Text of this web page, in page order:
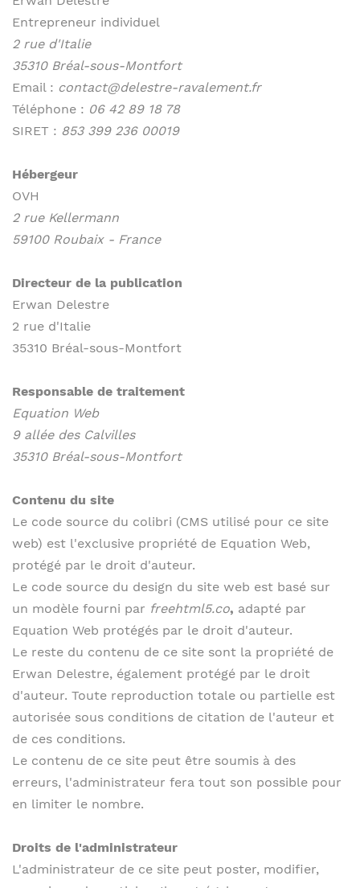
Entrepreneur individuel
2 rue d'Italie
35310 Bréal-sous-Montfort
Email : contact@delestre-ravalement.fr
Téléphone : 06 42 89 18 78
SIRET : 853 399 236 00019
Hébergeur
OVH
2 rue Kellermann
59100 Roubaix - France
Directeur de la publication
Erwan Delestre
2 rue d'Italie
35310 Bréal-sous-Montfort
Responsable de traitement
Equation Web
9 allée des Calvilles
35310 Bréal-sous-Montfort
Contenu du site
Le code source du colibri (CMS utilisé pour ce site
web) est l'exclusive propriété de Equation Web,
protégé par le droit d'auteur.
Le code source du design du site web est basé sur
un modèle fourni par freehtml5.co, adapté par
Equation Web protégés par le droit d'auteur.
Le reste du contenu de ce site sont la propriété de
Erwan Delestre, également protégé par le droit
d'auteur. Toute reproduction totale ou partielle est
autorisée sous conditions de citation de l'auteur et
de ces conditions.
Le contenu de ce site peut être soumis à des
erreurs, l'administrateur fera tout son possible pour
en limiter le nombre.
Droits de l'administrateur
L'administrateur de ce site peut poster, modifier,